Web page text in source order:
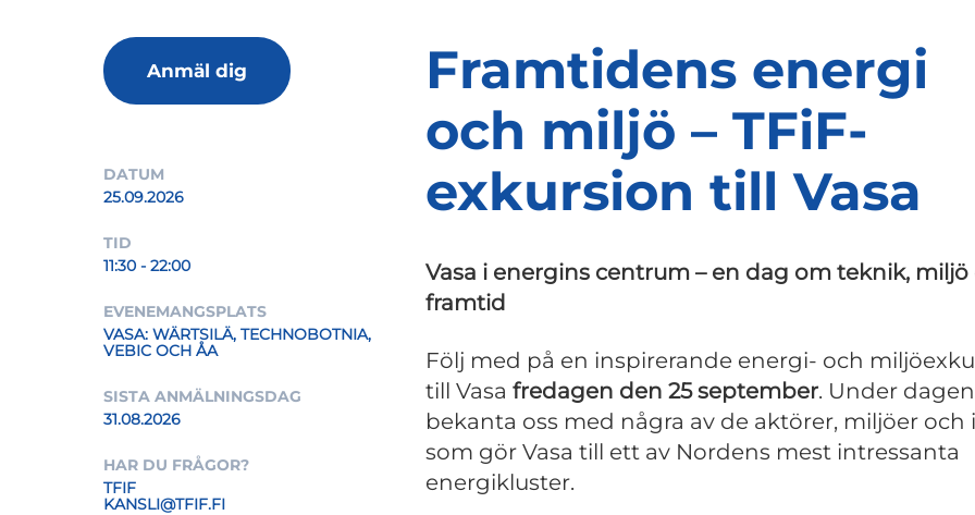
Anmäl dig
DATUM
25.09.2026
TID
11:30 - 22:00
EVENEMANGSPLATS
VASA: WÄRTSILÄ, TECHNOBOTNIA,
VEBIC OCH ÅA
SISTA ANMÄLNINGSDAG
31.08.2026
HAR DU FRÅGOR?
TFIF
KANSLI@TFIF.FI
Framtidens energi
och miljö – TFiF-
exkursion till Vasa
Vasa i energins centrum – en dag om teknik, miljö
framtid
Följ med på en inspirerande energi- och
till Vasa fredagen den 25 september. Under
bekanta oss med några av de aktörer, miljöer och
som gör Vasa till ett av Nordens mest intressanta
energikluster.